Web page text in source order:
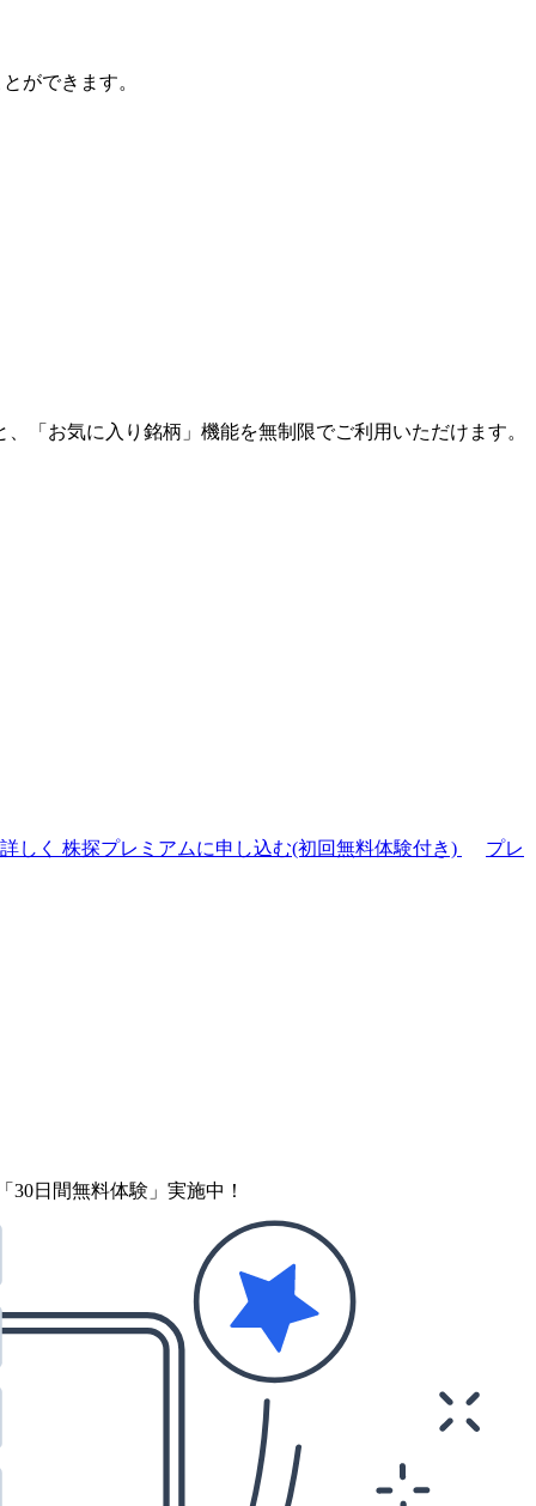
ができます。
「お気に入り銘柄」機能を無制限でご利用いただけます。
しく 株探プレミアムに申し込む(初回無料体験付き)
プレ
日間無料体験」実施中！